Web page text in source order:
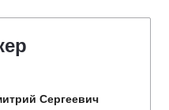
Сергеевич